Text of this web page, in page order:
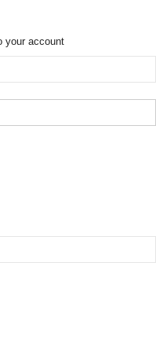
your account